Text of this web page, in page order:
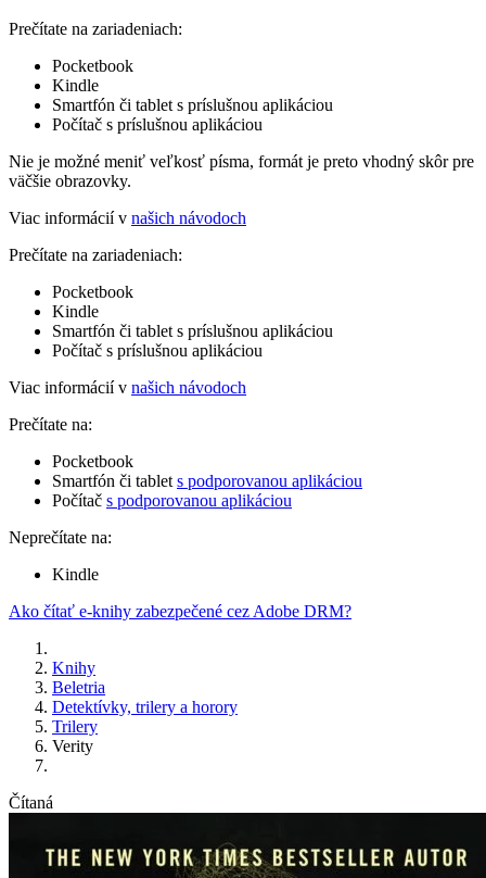
Prečítate na zariadeniach:
Pocketbook
Kindle
Smartfón či tablet s príslušnou aplikáciou
Počítač s príslušnou aplikáciou
Nie je možné meniť veľkosť písma, formát je preto vhodný skôr pre
väčšie obrazovky.
Viac informácií v našich návodoch
Prečítate na zariadeniach:
Pocketbook
Kindle
Smartfón či tablet s príslušnou aplikáciou
Počítač s príslušnou aplikáciou
Viac informácií v našich návodoch
Prečítate na:
Pocketbook
Smartfón či tablet s podporovanou aplikáciou
Počítač s podporovanou aplikáciou
Neprečítate na:
Kindle
Ako čítať e-knihy zabezpečené cez Adobe DRM?
Knihy
Beletria
Detektívky, trilery a horory
Trilery
Verity
Čítaná